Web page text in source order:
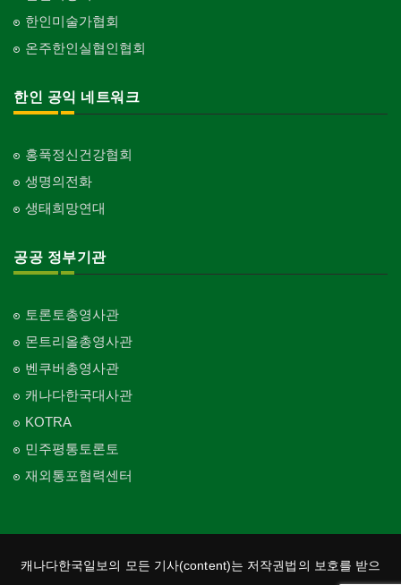
한인미술가협회
온주한인실협인협회
한인 공익 네트워크
홍푹정신건강협회
생명의전화
생태희망연대
공공 정부기관
토론토총영사관
몬트리올총영사관
벤쿠버총영사관
캐나다한국대사관
KOTRA
민주평통토론토
재외통포협력센터
캐나다한국일보의 모든 기사(content)는 저작권법의 보호를 받으